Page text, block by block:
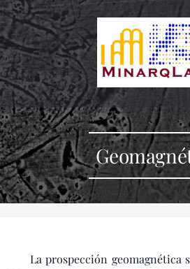
La prospección geomagnética